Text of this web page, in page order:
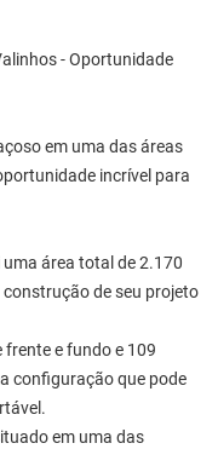
- Oportunidade
em uma das áreas
incrível para
área total de 2.170
de seu projeto
frente e fundo e 109
configuração que pode
em uma das